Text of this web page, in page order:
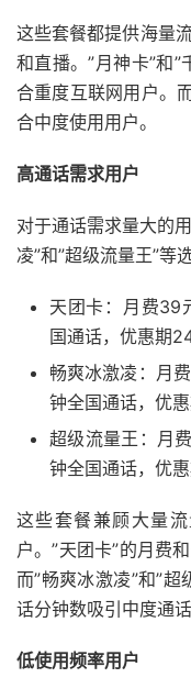
这些套餐都提供海量
和直播。”月神卡”和
合重度互联网用户。
合中度使用用户。
高通话需求用户
对于通话需求量大的
凌”和”超级流量王”等选
天团卡：月费39
国通话，优惠期24
畅爽冰激凌：月
钟全国通话，优惠
超级流量王：月
钟全国通话，优惠
这些套餐兼顾大量
户。”天团卡”的月费
而”畅爽冰激凌”和”
话分钟数吸引中度通话
低使用频率用户